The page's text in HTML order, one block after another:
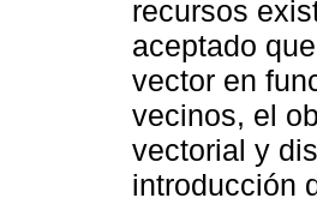
recursos
aceptado
vector en
vecinos, el
vectorial y
introducción